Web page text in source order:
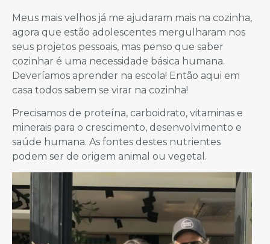
Meus mais velhos já me ajudaram mais na cozinha,
agora que estão adolescentes mergulharam nos
seus projetos pessoais, mas penso que saber
cozinhar é uma necessidade básica humana.
Deveríamos aprender na escola! Então aqui em
casa todos sabem se virar na cozinha!
Precisamos de proteína, carboidrato, vitaminas e
minerais para o crescimento, desenvolvimento e
saúde humana. As fontes destes nutrientes
podem ser de origem animal ou vegetal.